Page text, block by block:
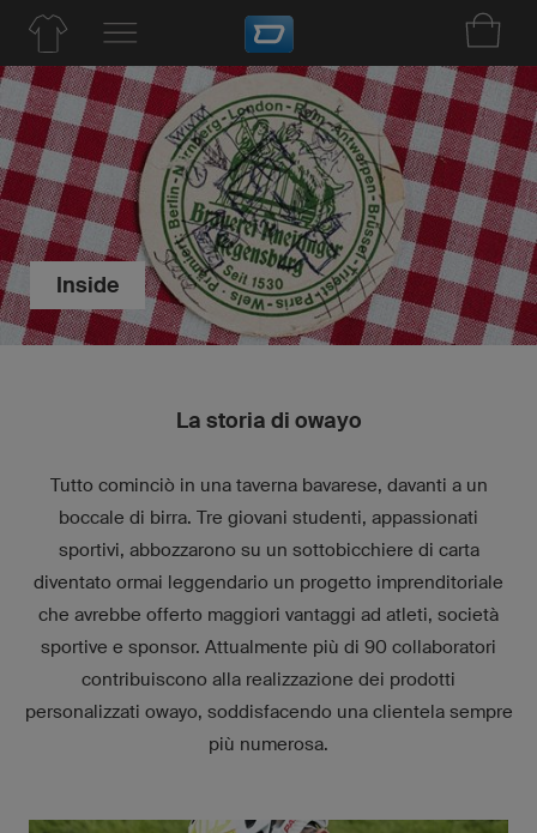
Inside
La storia di owayo
Tutto cominciò in una taverna bavarese, davanti a un
boccale di birra. Tre giovani studenti, appassionati
sportivi, abbozzarono su un sottobicchiere di carta
diventato ormai leggendario un progetto imprenditoriale
che avrebbe offerto maggiori vantaggi ad atleti, società
sportive e sponsor. Attualmente più di 90 collaboratori
contribuiscono alla realizzazione dei prodotti
personalizzati owayo, soddisfacendo una clientela sempre
più numerosa.